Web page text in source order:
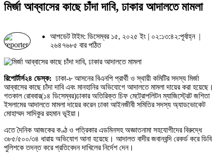
মির্জা আব্বাসের কাছে চাঁদা দাবি, ঢাকার আদালতে মামলা
আপডেট টাইম: ডিসেম্বর ১৫, ২০২৫ ইং | ০২:১৩:৪২:পূর্বাহ্ন |
২৬৪৭৬৮৫ বার পঠিত
রিপোর্টার্স২৪ ডেস্ক: ঢাকা-৮ আসনের বিএনপি প্রার্থী ও স্থায়ী কমিটির সদস্য মির্জা
আব্বাসের কাছে চাঁদা দাবি এবং মানহানির অভিযোগে আদালতে মামলা দায়ের করা হয়েছে।
গতকাল রোববার(১৪ ডিসেম্বর)ঢাকার অতিরিক্ত চিফ মেট্রোপলিটন ম্যাজিস্ট্রেট জশিতা
ইসলামের আদালতে মামলা দায়ের করেন ঢাকা আইনজীবী সমিতির সদস্য অ্যাডভোকেট
মোহাম্মদ সাদিকুর রহমান ভূইয়া।
এতে দৈনিক আজকের কণ্ঠ ও পত্রিকার এডমিনসহ অজ্ঞাতনামা সহযোগীদের বিরুদ্ধে
৩৮৫/৫০০/৩৪ ধারায় অভিযোগ আনা হয়েছে। আদালত বাদীর জবানবন্দি রেকর্ড করে ডিবি
পুলিশকে তদন্ত করে প্রতিবেদন দাখিলের নির্দেশ দেন।